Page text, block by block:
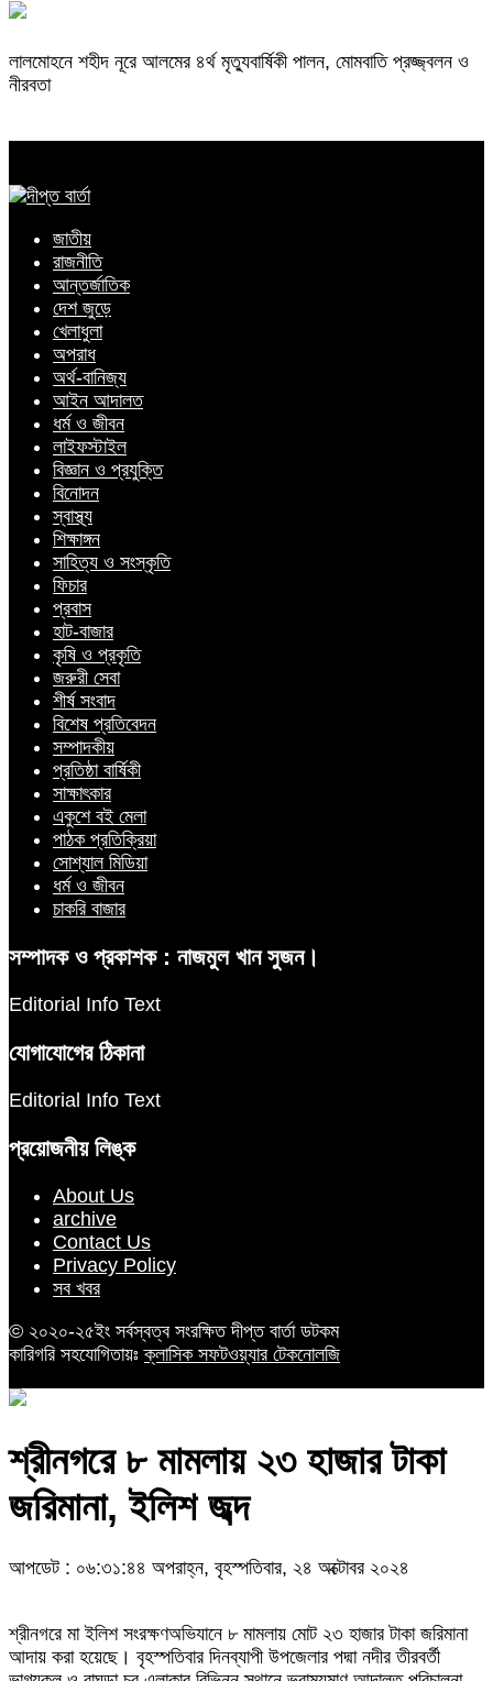
লালমোহনে শহীদ নূরে আলমের ৪র্থ মৃত্যুবার্ষিকী পালন, মোমবাতি প্রজ্জ্বলন ও
নীরবতা
জাতীয়
রাজনীতি
আন্তর্জাতিক
দেশ জুড়ে
খেলাধুলা
অপরাধ
অর্থ-বানিজ্য
আইন আদালত
ধর্ম ও জীবন
লাইফস্টাইল
বিজ্ঞান ও প্রযুক্তি
বিনোদন
স্বাস্থ্য
শিক্ষাঙ্গন
সাহিত্য ও সংস্কৃতি
ফিচার
প্রবাস
হাট-বাজার
কৃষি ও প্রকৃতি
জরুরী সেবা
শীর্ষ সংবাদ
বিশেষ প্রতিবেদন
সম্পাদকীয়
প্রতিষ্ঠা বার্ষিকী
সাক্ষাৎকার
একুশে বই মেলা
পাঠক প্রতিক্রিয়া
সোশ্যাল মিডিয়া
ধর্ম ও জীবন
চাকরি বাজার
সম্পাদক ও প্রকাশক : নাজমুল খান সুজন।
Editorial Info Text
যোগাযোগের ঠিকানা
Editorial Info Text
প্রয়োজনীয় লিঙ্ক
About Us
archive
Contact Us
Privacy Policy
সব খবর
© ২০২০-২৫ইং সর্বস্বত্ব সংরক্ষিত দীপ্ত বার্তা ডটকম
কারিগরি সহযোগিতায়ঃক্লাসিক সফটওয়্যার টেকনোলজি
শ্রীনগরে ৮ মামলায় ২৩ হাজার টাকা
জরিমানা, ইলিশ জব্দ
আপডেট : ০৬:৩১:৪৪ অপরাহ্ন, বৃহস্পতিবার, ২৪ অক্টোবর ২০২৪
শ্রীনগরে মা ইলিশ সংরক্ষণঅভিযানে ৮ মামলায় মোট ২৩ হাজার টাকা জরিমানা
আদায় করা হয়েছে। বৃহস্পতিবার দিনব্যাপী উপজেলার পদ্মা নদীর তীরবর্তী